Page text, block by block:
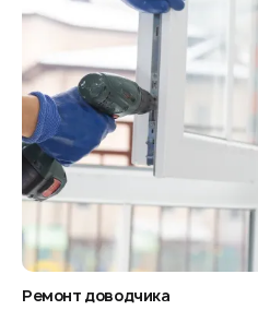
Ремонт доводчика